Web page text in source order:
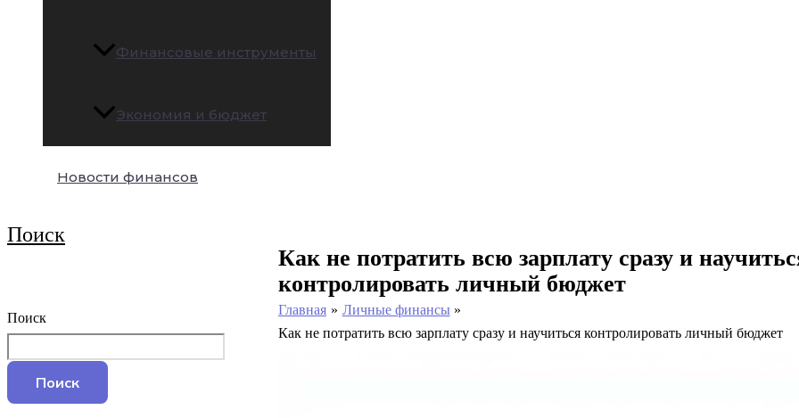
Финансовые инструменты
Экономия и бюджет
Новости финансов
Поиск
Поиск
Поиск
Как не потратить всю зарплату сразу и
контролировать личный бюджет
Главная
Личные финансы
Как не потратить всю зарплату сразу и научиться контролировать личный бюджет